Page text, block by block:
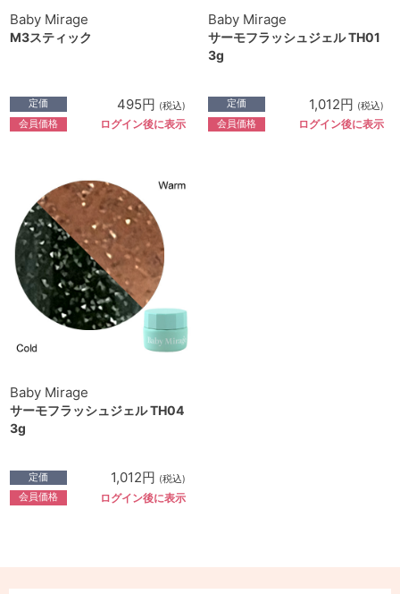
Baby Mirage
M3スティック
定価 495円 (税込)
会員価格 ログイン後に表示
Baby Mirage
サーモフラッシュジェル TH01
3g
定価 1,012円 (税込)
会員価格 ログイン後に表示
Baby Mirage
サーモフラッシュジェル TH04
3g
定価 1,012円 (税込)
会員価格 ログイン後に表示